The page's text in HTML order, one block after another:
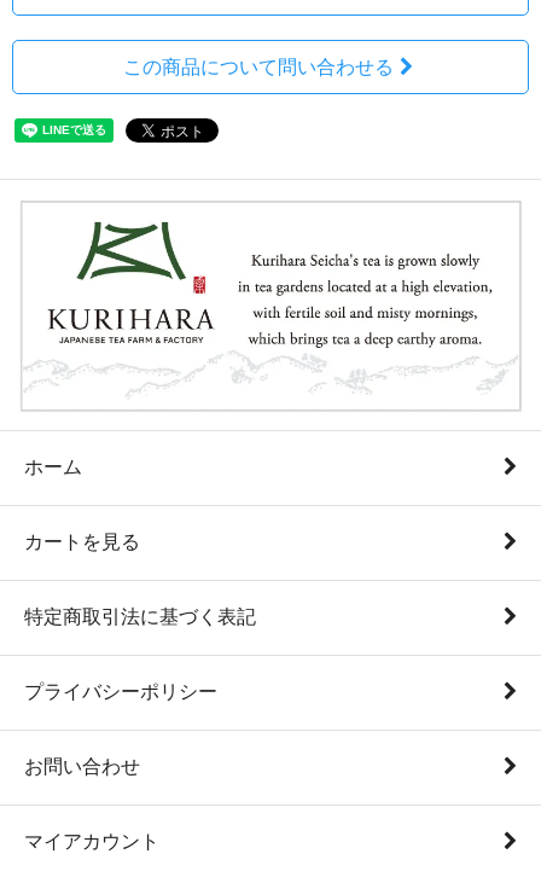
この商品について問い合わせる
ホーム
カートを見る
特定商取引法に基づく表記
プライバシーポリシー
お問い合わせ
マイアカウント